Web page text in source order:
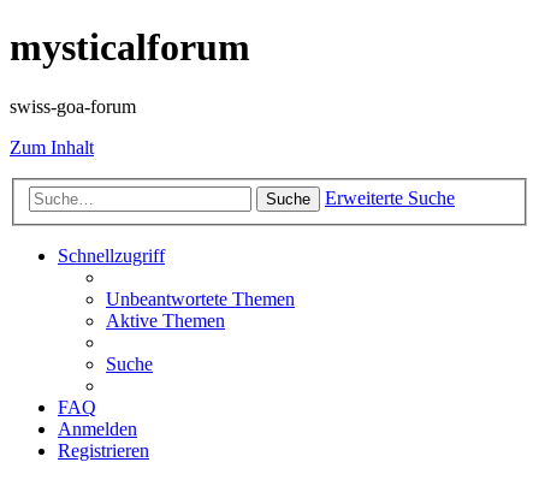
mysticalforum
swiss-goa-forum
Zum Inhalt
Suche Erweiterte Suche
Schnellzugriff
Unbeantwortete Themen
Aktive Themen
Suche
FAQ
Anmelden
Registrieren